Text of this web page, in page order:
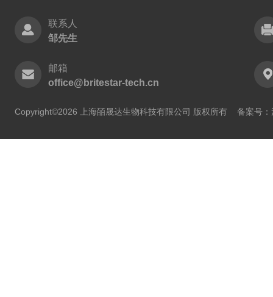
联系人
邹先生
邮箱
office@britestar-tech.cn
Copyright©2026 上海皕晟达生物科技有限公司 版权所有 备案号